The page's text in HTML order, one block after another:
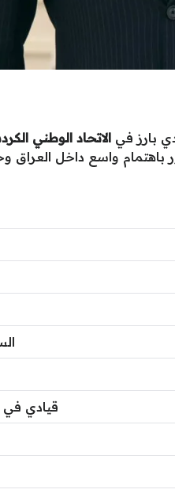
بارز في الاتحاد الوطني
باهتمام واسع داخل العراق
قيادي في